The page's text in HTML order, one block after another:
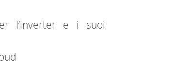
l’inverter e i suoi